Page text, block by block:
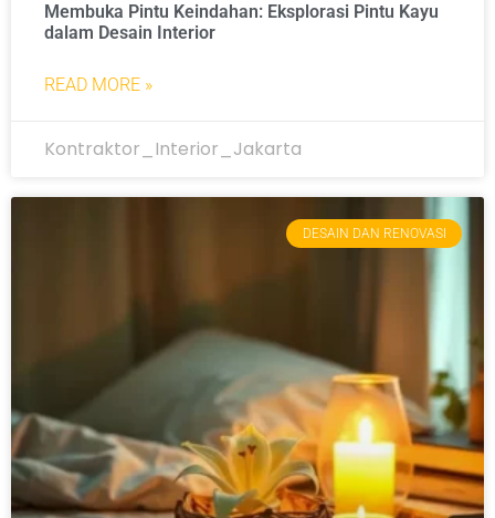
Membuka Pintu Keindahan: Eksplorasi Pintu Kayu
dalam Desain Interior
READ MORE »
Kontraktor_Interior_Jakarta
DESAIN DAN RENOVASI